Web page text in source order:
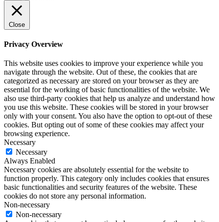
Close
Privacy Overview
This website uses cookies to improve your experience while you
navigate through the website. Out of these, the cookies that are
categorized as necessary are stored on your browser as they are
essential for the working of basic functionalities of the website. We
also use third-party cookies that help us analyze and understand how
you use this website. These cookies will be stored in your browser
only with your consent. You also have the option to opt-out of these
cookies. But opting out of some of these cookies may affect your
browsing experience.
Necessary
Necessary
Always Enabled
Necessary cookies are absolutely essential for the website to
function properly. This category only includes cookies that ensures
basic functionalities and security features of the website. These
cookies do not store any personal information.
Non-necessary
Non-necessary